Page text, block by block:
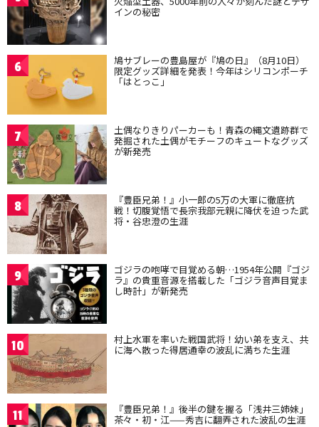
インの秘密
6 鳩サブレーの豊島屋が『鳩の日』（8月10日）
限定グッズ詳細を発表！今年はシリコンポーチ
「はとっこ」
7 土偶なりきりパーカーも！青森の縄文遺跡群で
発掘された土偶がモチーフのキュートなグッズ
が新発売
8 『豊臣兄弟！』小一郎の5万の大軍に徹底抗
戦！切腹覚悟で長宗我部元親に降伏を迫った武
将・谷忠澄の生涯
9 ゴジラの咆哮で目覚める朝…1954年公開『ゴジ
ラ』の貴重音源を搭載した「ゴジラ音声目覚ま
し時計」が新発売
10 村上水軍を率いた戦国武将！幼い弟を支え、共
に海へ散った得居通幸の波乱に満ちた生涯
11 『豊臣兄弟！』後半の鍵を握る「浅井三姉妹」
茶々・初・江——秀吉に翻弄された波乱の生涯